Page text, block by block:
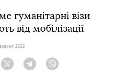
гуманітарні візи
від мобілізації
2022
Twitter Telegram